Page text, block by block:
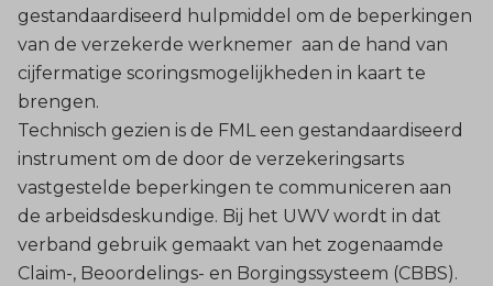
gestandaardiseerd hulpmiddel om de beperkingen
van de verzekerde werknemer aan de hand van
cijfermatige scoringsmogelijkheden in kaart te
brengen.
Technisch gezien is de FML een gestandaardiseerd
instrument om de door de verzekeringsarts
vastgestelde beperkingen te communiceren aan
de arbeidsdeskundige. Bij het UWV wordt in dat
verband gebruik gemaakt van het zogenaamde
Claim-, Beoordelings- en Borgingssysteem (CBBS).